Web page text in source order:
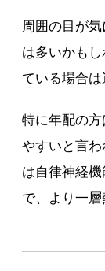
周囲の目が
は多いかも
ている場合は
特に年配の
やすいと言
は自律神経
で、より一層